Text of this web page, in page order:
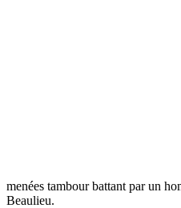
menées tambour battant par un
Beaulieu.